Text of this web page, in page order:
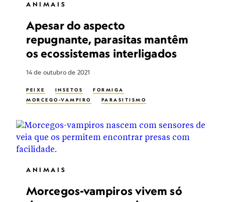
ANIMAIS
Apesar do aspecto
repugnante, parasitas mantêm
os ecossistemas interligados
14 de outubro de 2021
PEIXE INSETOS
FORMIGA
MORCEGO-VAMPIRO
PARASITISMO
ANIMAIS
Morcegos-vampiros vivem só